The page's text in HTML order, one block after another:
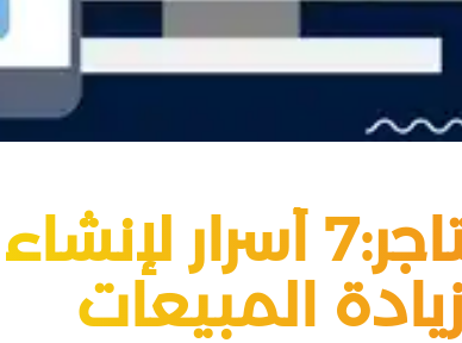
شركة تصميم متاجر:7 أسرار لإنشاء
المبيعات